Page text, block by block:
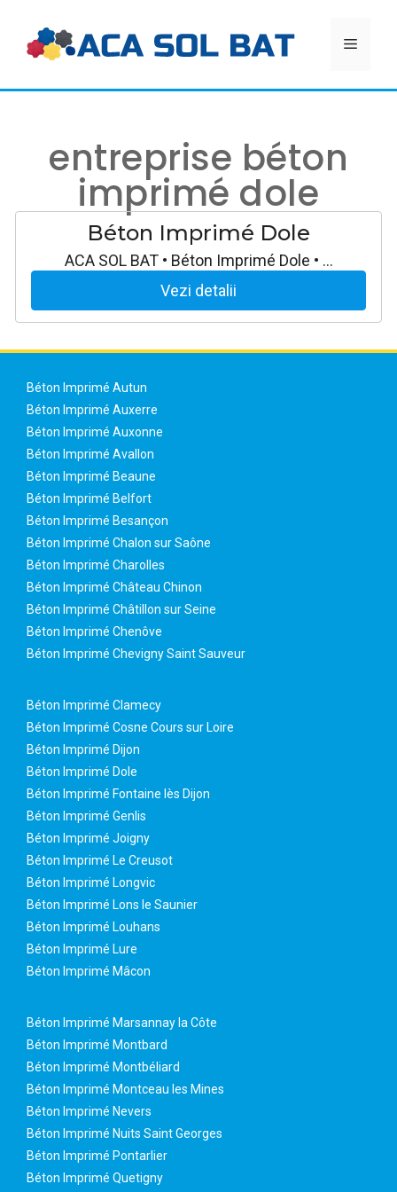
contenu
entreprise béton
imprimé dole
Béton Imprimé Dole
ACA SOL BAT • Béton Imprimé Dole • …
Vezi detalii
Béton Imprimé Autun
Béton Imprimé Auxerre
Béton Imprimé Auxonne
Béton Imprimé Avallon
Béton Imprimé Beaune
Béton Imprimé Belfort
Béton Imprimé Besançon
Béton Imprimé Chalon sur Saône
Béton Imprimé Charolles
Béton Imprimé Château Chinon
Béton Imprimé Châtillon sur Seine
Béton Imprimé Chenôve
Béton Imprimé Chevigny Saint Sauveur
Béton Imprimé Clamecy
Béton Imprimé Cosne Cours sur Loire
Béton Imprimé Dijon
Béton Imprimé Dole
Béton Imprimé Fontaine lès Dijon
Béton Imprimé Genlis
Béton Imprimé Joigny
Béton Imprimé Le Creusot
Béton Imprimé Longvic
Béton Imprimé Lons le Saunier
Béton Imprimé Louhans
Béton Imprimé Lure
Béton Imprimé Mâcon
Béton Imprimé Marsannay la Côte
Béton Imprimé Montbard
Béton Imprimé Montbéliard
Béton Imprimé Montceau les Mines
Béton Imprimé Nevers
Béton Imprimé Nuits Saint Georges
Béton Imprimé Pontarlier
Béton Imprimé Quetigny